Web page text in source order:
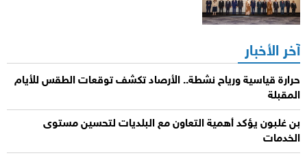
آخر الأخبار
حرارة قياسية ورياح نشطة.. الأرصاد تكشف توقعات الطقس للأيام
المقبلة
بن غلبون يؤكد أهمية التعاون مع البلديات لتحسين مستوى
الخدمات